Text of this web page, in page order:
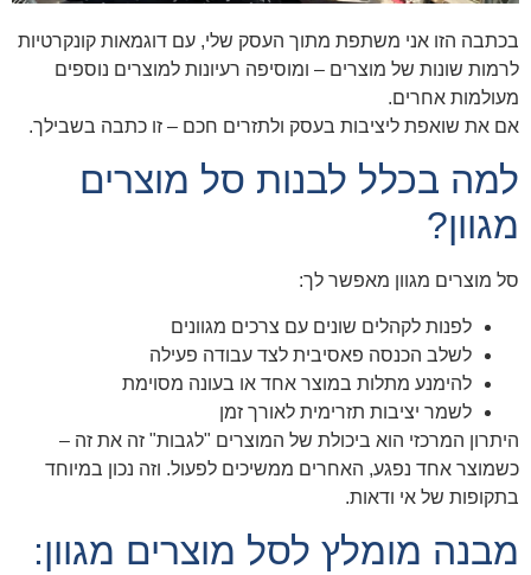
בכתבה הזו אני משתפת מתוך העסק שלי, עם דוגמאות קונקרטיות
לרמות שונות של מוצרים – ומוסיפה רעיונות למוצרים נוספים
מעולמות אחרים.
אם את שואפת ליציבות בעסק ולתזרים חכם – זו כתבה בשבילך.
למה בכלל לבנות סל מוצרים
מגוון?
סל מוצרים מגוון מאפשר לך:
לפנות לקהלים שונים עם צרכים מגוונים
לשלב הכנסה פאסיבית לצד עבודה פעילה
להימנע מתלות במוצר אחד או בעונה מסוימת
לשמר יציבות תזרימית לאורך זמן
היתרון המרכזי הוא ביכולת של המוצרים "לגבות" זה את זה –
כשמוצר אחד נפגע, האחרים ממשיכים לפעול. וזה נכון במיוחד
בתקופות של אי ודאות.
מבנה מומלץ לסל מוצרים מגוון: